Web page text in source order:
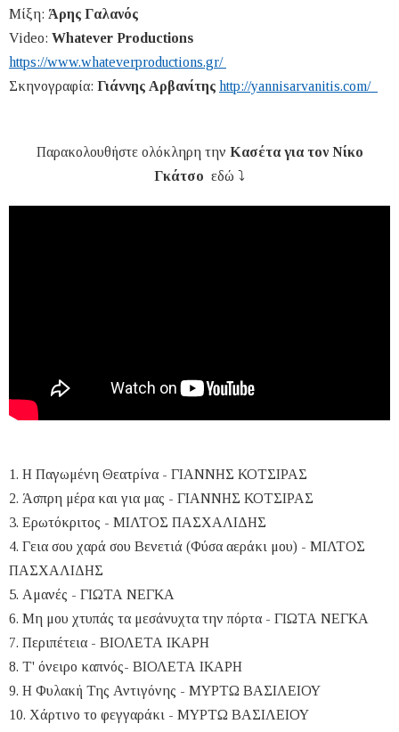
Μίξη: Άρης Γαλανός
Video: Whatever Productions
https://www.whateverproductions.gr/
Σκηνογραφία: Γιάννης Αρβανίτης http://yannisarvanitis.com/
Παρακολουθήστε ολόκληρη την Κασέτα για τον Νίκο
Γκάτσο εδώ ⤵
1. Η Παγωμένη Θεατρίνα - ΓΙΑΝΝΗΣ ΚΟΤΣΙΡΑΣ
2. Άσπρη μέρα και για μας - ΓΙΑΝΝΗΣ ΚΟΤΣΙΡΑΣ
3. Ερωτόκριτος - ΜΙΛΤΟΣ ΠΑΣΧΑΛΙΔΗΣ
4. Γεια σου χαρά σου Βενετιά (Φύσα αεράκι μου) - ΜΙΛΤΟΣ
ΠΑΣΧΑΛΙΔΗΣ
5. Αμανές - ΓΙΩΤΑ ΝΕΓΚΑ
6. Μη μου χτυπάς τα μεσάνυχτα την πόρτα - ΓΙΩΤΑ ΝΕΓΚΑ
7. Περιπέτεια - ΒΙΟΛΕΤΑ ΙΚΑΡΗ
8. Τ' όνειρο καπνός- ΒΙΟΛΕΤΑ ΙΚΑΡΗ
9. Η Φυλακή Της Αντιγόνης - ΜΥΡΤΩ ΒΑΣΙΛΕΙΟΥ
10. Χάρτινο το φεγγαράκι - ΜΥΡΤΩ ΒΑΣΙΛΕΙΟΥ